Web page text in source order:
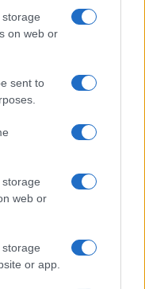
on web or
sent to
web or
or app.
intelligenciával fog
az AppGallery
a Strava appal